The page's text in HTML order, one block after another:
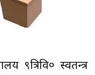
९त्रिवि० स्वतन्त्र